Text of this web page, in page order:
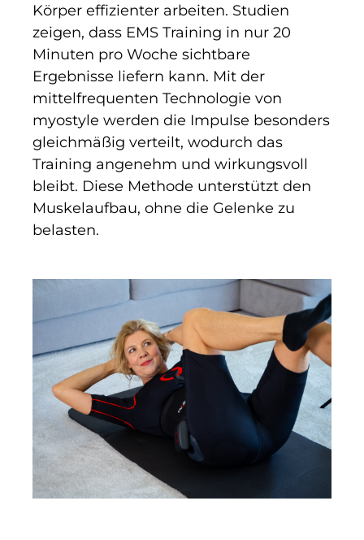
Körper effizienter arbeiten. Studien
zeigen, dass EMS Training in nur 20
Minuten pro Woche sichtbare
Ergebnisse liefern kann. Mit der
mittelfrequenten Technologie von
myostyle werden die Impulse besonders
gleichmäßig verteilt, wodurch das
Training angenehm und wirkungsvoll
bleibt. Diese Methode unterstützt den
Muskelaufbau, ohne die Gelenke zu
belasten.